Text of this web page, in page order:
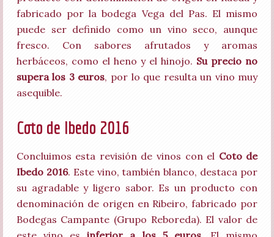
fabricado por la bodega Vega del Pas. El mismo
puede ser definido como un vino seco, aunque
fresco. Con sabores afrutados y aromas
herbáceos, como el heno y el hinojo. Su precio no
supera los 3 euros, por lo que resulta un vino muy
asequible.
Coto de Ibedo 2016
Concluimos esta revisión de vinos con el Coto de
Ibedo 2016. Este vino, también blanco, destaca por
su agradable y ligero sabor. Es un producto con
denominación de origen en Ribeiro, fabricado por
Bodegas Campante (Grupo Reboreda). El valor de